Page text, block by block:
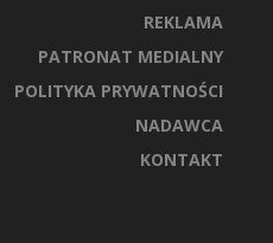
REKLAMA
PATRONAT MEDIALNY
POLITYKA PRYWATNOŚCI
NADAWCA
KONTAKT